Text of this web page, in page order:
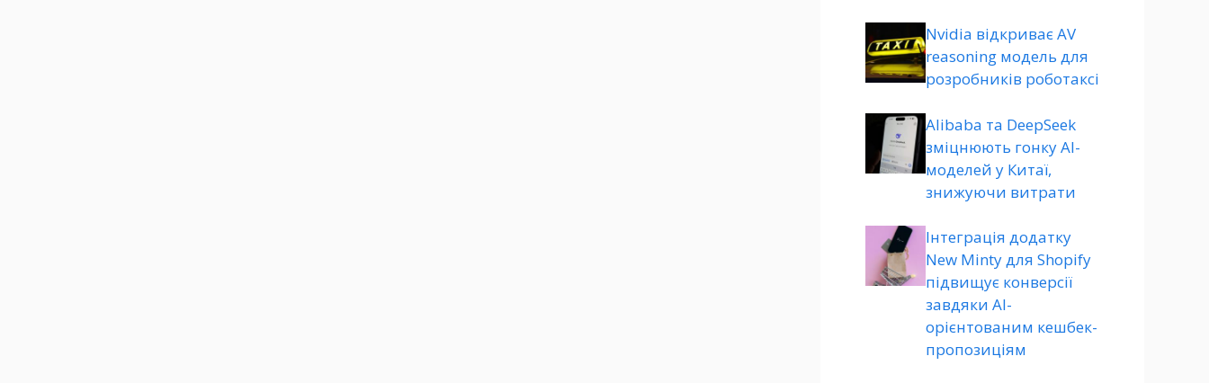
Nvidia відкриває AV
reasoning модель для
розробників роботаксі
Alibaba та DeepSeek
зміцнюють гонку AI-
моделей у Китаї,
знижуючи витрати
Інтеграція додатку
New Minty для Shopify
підвищує конверсії
завдяки AI-
орієнтованим кешбек-
пропозиціям